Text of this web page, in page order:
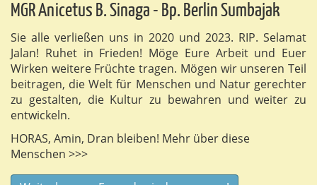
MGR Anicetus B. Sinaga - Bp. Berlin Sumbajak
Sie alle verließen uns in 2020 und 2023. RIP. Selamat
Jalan! Ruhet in Frieden! Möge Eure Arbeit und Euer
Wirken weitere Früchte tragen. Mögen wir unseren Teil
beitragen, die Welt für Menschen und Natur gerechter
zu gestalten, die Kultur zu bewahren und weiter zu
entwickeln.
HORAS, Amin, Dran bleiben! Mehr über diese
Menschen >>>